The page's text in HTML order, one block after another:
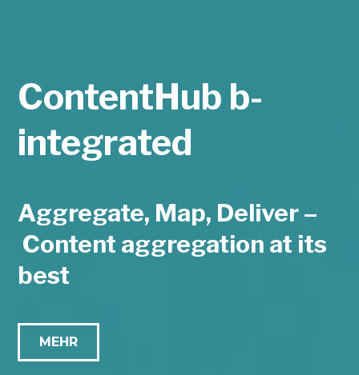
ContentHub b-
integrated
Aggregate, Map, Deliver –
Content aggregation at its
best
MEHR